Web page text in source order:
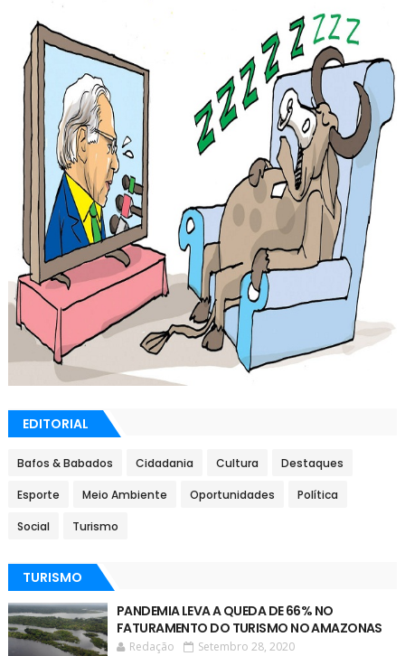
EDITORIAL
Bafos & Babados Cidadania Cultura Destaques
Esporte Meio Ambiente Oportunidades Política
Social Turismo
TURISMO
PANDEMIA LEVA A QUEDA DE 66% NO
FATURAMENTO DO TURISMO NO AMAZONAS
Redação Setembro 28, 2020